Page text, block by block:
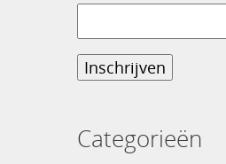
Categorieën